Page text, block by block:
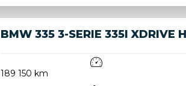
BMW 335 3-SERIE 335I XDRIVE
189 150 km